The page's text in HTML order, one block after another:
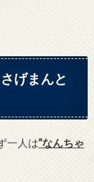
げまんと
一人は”なんちゃ